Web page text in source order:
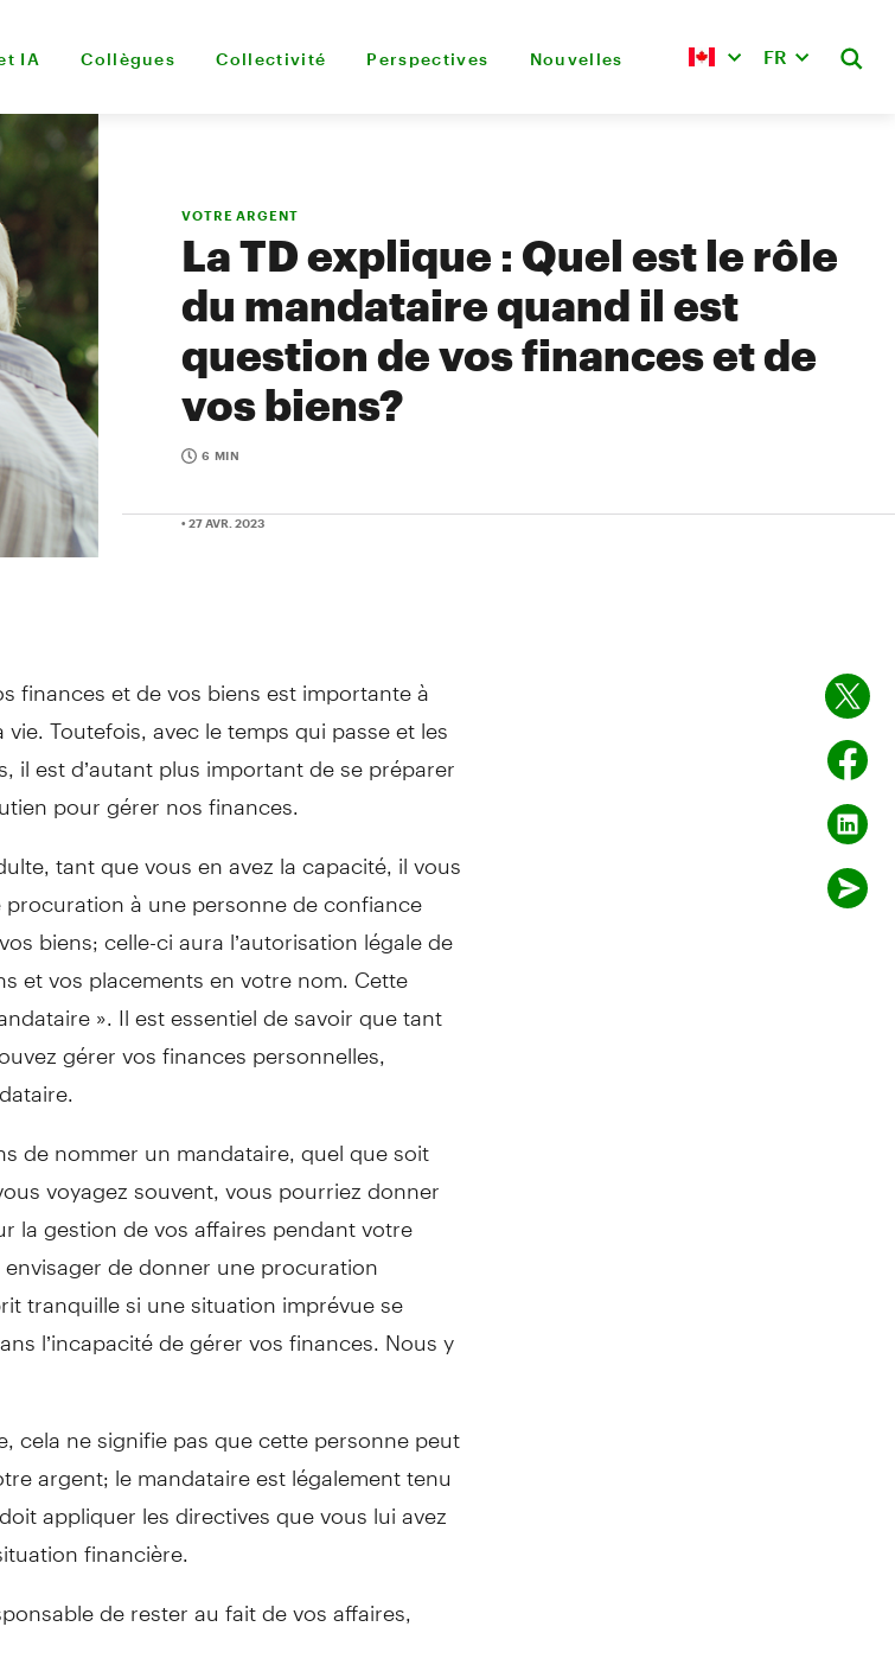
IA Collègues Collectivité Perspectives Nouvelles FR
VOTRE ARGENT
La TD explique : Quel est le rôle
du mandataire quand il est
question de vos finances et de
vos biens?
6 MIN
• 27 AVR. 2023
finances et de vos biens est importante à
Toutefois, avec le temps qui passe et les
il est d’autant plus important de se préparer
pour gérer nos finances.
tant que vous en avez la capacité, il vous
à une personne de confiance
biens; celle-ci aura l’autorisation légale de
et vos placements en votre nom. Cette
». Il est essentiel de savoir que tant
gérer vos finances personnelles,
de nommer un mandataire, quel que soit
voyagez souvent, vous pourriez donner
la gestion de vos affaires pendant votre
de donner une procuration
tranquille si une situation imprévue se
l’incapacité de gérer vos finances. Nous y
cela ne signifie pas que cette personne peut
argent; le mandataire est légalement tenu
appliquer les directives que vous lui avez
financière.
de rester au fait de vos affaires,